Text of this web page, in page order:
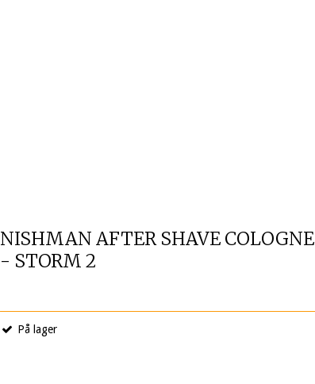
NISHMAN AFTER SHAVE COLOGNE
- STORM 2
På lager